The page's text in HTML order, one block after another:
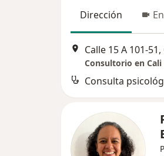
Dirección
Calle 15 A 101-51,
Consultorio en